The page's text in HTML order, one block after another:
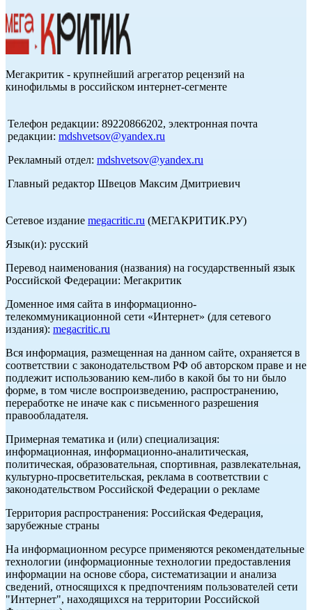
Мегакритик - крупнейший агрегатор рецензий на
кинофильмы в российском интернет-сегменте
Телефон редакции: 89220866202, электронная почта
редакции: mdshvetsov@yandex.ru
Рекламный отдел: mdshvetsov@yandex.ru
Главный редактор Швецов Максим Дмитриевич
Сетевое издание megacritic.ru (МЕГАКРИТИК.РУ)
Язык(и): русский
Перевод наименования (названия) на государственный язык
Российской Федерации: Мегакритик
Доменное имя сайта в информационно-
телекоммуникационной сети «Интернет» (для сетевого
издания): megacritic.ru
Вся информация, размещенная на данном сайте, охраняется в
соответствии с законодательством РФ об авторском праве и не
подлежит использованию кем-либо в какой бы то ни было
форме, в том числе воспроизведению, распространению,
переработке не иначе как с письменного разрешения
правообладателя.
Примерная тематика и (или) специализация:
информационная, информационно-аналитическая,
политическая, образовательная, спортивная, развлекательная,
культурно-просветительская, реклама в соответствии с
законодательством Российской Федерации о рекламе
Территория распространения: Российская Федерация,
зарубежные страны
На информационном ресурсе применяются рекомендательные
технологии (информационные технологии предоставления
информации на основе сбора, систематизации и анализа
сведений, относящихся к предпочтениям пользователей сети
"Интернет", находящихся на территории Российской